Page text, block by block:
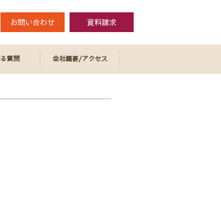
資料請求
お問い合わせ
質問 会社概要/アクセス